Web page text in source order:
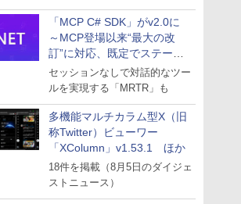
「MCP C# SDK」がv2.0に
～MCP登場以来“最大の改
訂”に対応、既定でステート
レスへ
セッションなしで対話的なツー
ルを実現する「MRTR」も
多機能マルチカラム型X（旧
称Twitter）ビューワー
「XColumn」v1.53.1 ほか
18件を掲載（8月5日のダイジェ
ストニュース）